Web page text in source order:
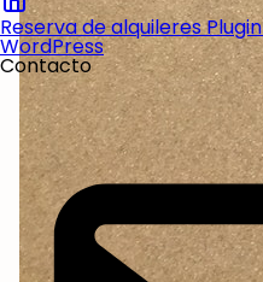
Reserva de alquileres
WordPress
Contacto